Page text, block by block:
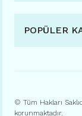
POPÜLER
© Tüm Hakları
korunmaktadır.